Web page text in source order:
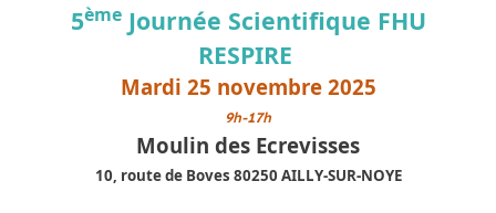
5èmeJournée Scientifique FHU
RESPIRE
Mardi 25 novembre 2025
9h-17h
Moulin des Ecrevisses
10, route de Boves 80250 AILLY-SUR-NOYE